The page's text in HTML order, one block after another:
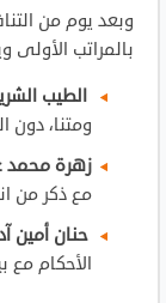
وبعد يوم من
بالمراتب الأولى
الطيب
ومتنا، دون
زهرة محمد
مع ذكر من
حنان أمين
الأحكام مع